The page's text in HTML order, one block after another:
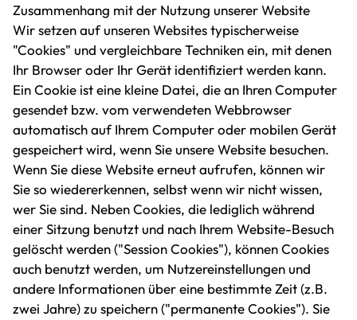
Zusammenhang mit der Nutzung unserer Website
Wir setzen auf unseren Websites typischerweise
"Cookies" und vergleichbare Techniken ein, mit denen
Ihr Browser oder Ihr Gerät identifiziert werden kann.
Ein Cookie ist eine kleine Datei, die an Ihren Computer
gesendet bzw. vom verwendeten Webbrowser
automatisch auf Ihrem Computer oder mobilen Gerät
gespeichert wird, wenn Sie unsere Website besuchen.
Wenn Sie diese Website erneut aufrufen, können wir
Sie so wiedererkennen, selbst wenn wir nicht wissen,
wer Sie sind. Neben Cookies, die lediglich während
einer Sitzung benutzt und nach Ihrem Website-Besuch
gelöscht werden ("Session Cookies"), können Cookies
auch benutzt werden, um Nutzereinstellungen und
andere Informationen über eine bestimmte Zeit (z.B.
zwei Jahre) zu speichern ("permanente Cookies"). Sie